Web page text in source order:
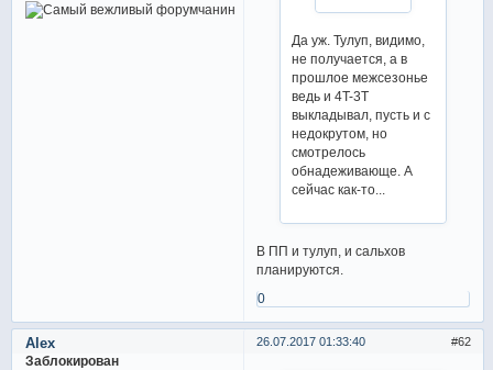
Да уж. Тулуп, видимо,
не получается, а в
прошлое межсезонье
ведь и 4T-3T
выкладывал, пусть и с
недокрутом, но
смотрелось
обнадеживающе. А
сейчас как-то...
В ПП и тулуп, и сальхов
планируются.
0
62
26.07.2017 01:33:40
Alex
Заблокирован